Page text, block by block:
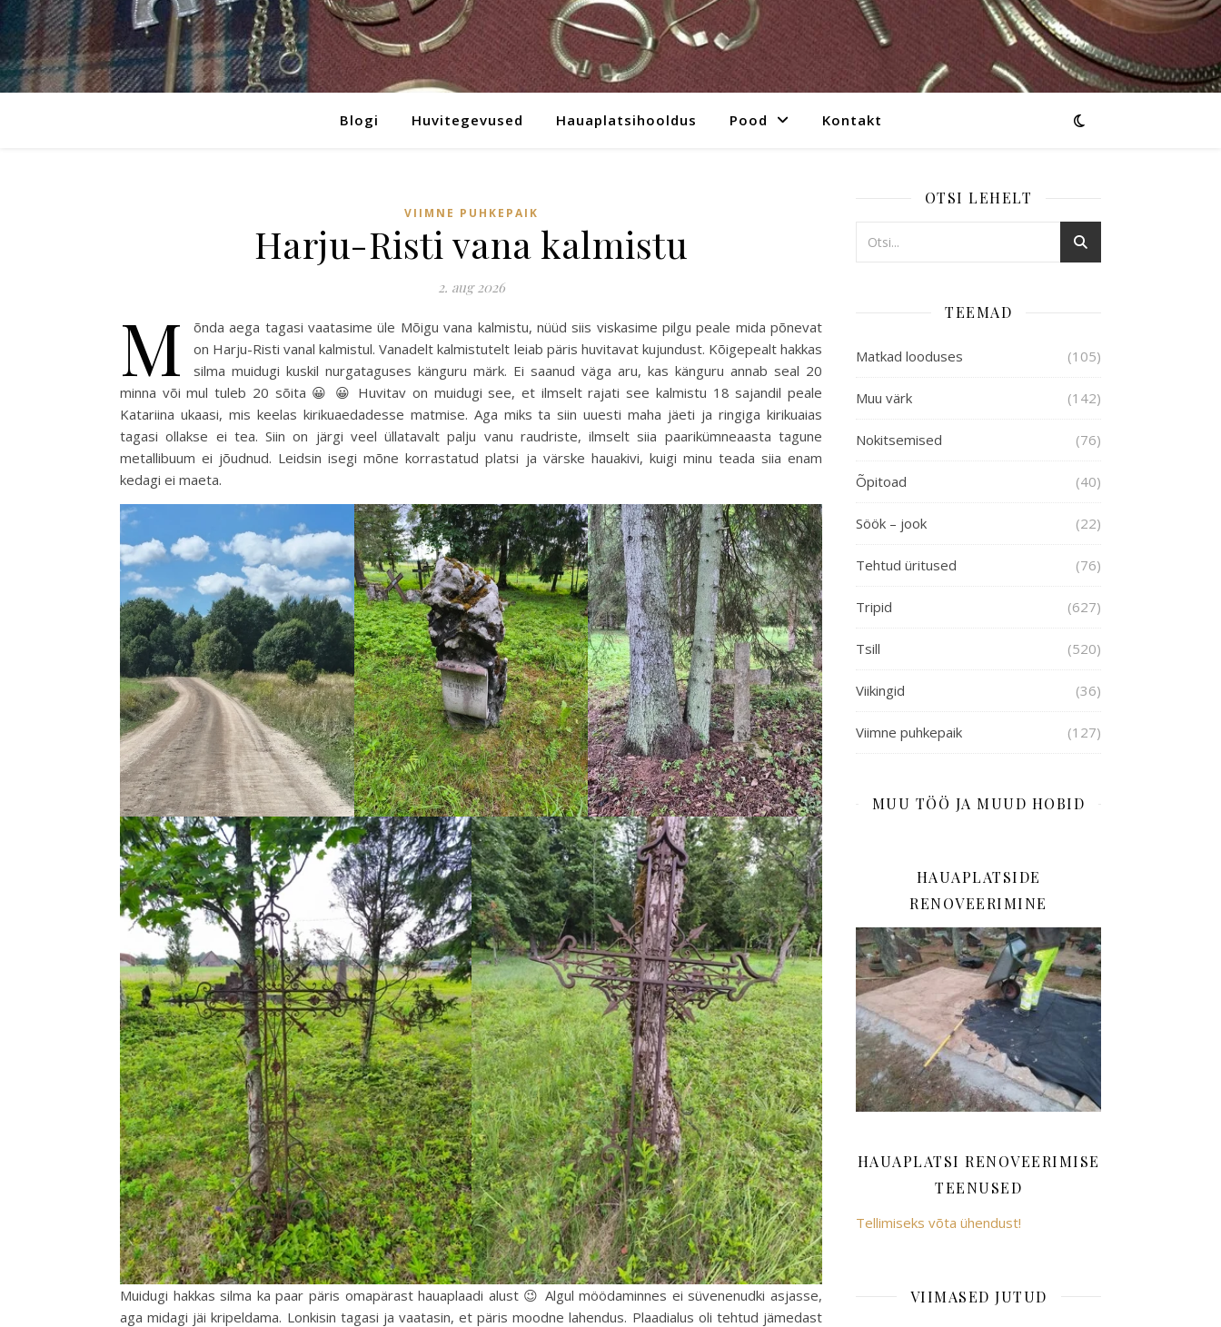
Blogi Huvitegevused Hauaplatsihooldus Pood Kontakt
VIIMNE PUHKEPAIK
Harju-Risti vana kalmistu
2. aug 2026
M
õnda aega tagasi vaatasime üle Mõigu vana kalmistu, nüüd siis viskasime pilgu peale mida põnevat
on Harju-Risti vanal kalmistul. Vanadelt kalmistutelt leiab päris huvitavat kujundust. Kõigepealt hakkas
silma muidugi kuskil nurgataguses känguru märk. Ei saanud väga aru, kas känguru annab seal 20
minna või mul tuleb 20 sõita 😀 😀 Huvitav on muidugi see, et ilmselt rajati see kalmistu 18 sajandil peale
Katariina ukaasi, mis keelas kirikuaedadesse matmise. Aga miks ta siin uuesti maha jäeti ja ringiga kirikuaias
tagasi ollakse ei tea. Siin on järgi veel üllatavalt palju vanu raudriste, ilmselt siia paarikümneaasta tagune
metallibuum ei jõudnud. Leidsin isegi mõne korrastatud platsi ja värske hauakivi, kuigi minu teada siia enam
kedagi ei maeta.
Muidugi hakkas silma ka paar päris omapärast hauaplaadi alust 😉 Algul möödaminnes ei süvenenudki asjasse,
aga midagi jäi kripeldama. Lonkisin tagasi ja vaatasin, et päris moodne lahendus. Plaadialus oli tehtud jämedast
OTSI LEHELT
TEEMAD
Matkad looduses (105)
Muu värk (142)
Nokitsemised (76)
Õpitoad (40)
Söök – jook (22)
Tehtud üritused (76)
Tripid (627)
Tsill (520)
Viikingid (36)
Viimne puhkepaik (127)
MUU TÖÖ JA MUUD HOBID
HAUAPLATSIDE
RENOVEERIMINE
HAUAPLATSI RENOVEERIMISE
TEENUSED
Tellimiseks võta ühendust!
VIIMASED JUTUD